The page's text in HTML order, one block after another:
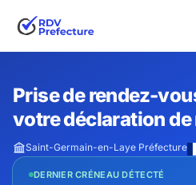
Prise de rendez-
votre déclaration
Saint-Germain-en-Laye Préfecture
DERNIER CRÉNEAU DÉTECTÉ